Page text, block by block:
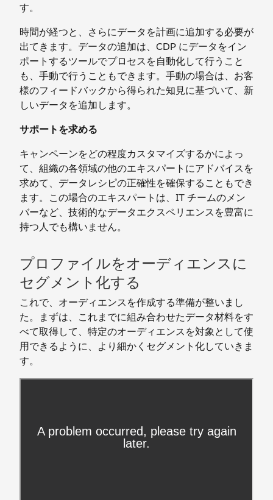
す。
時間が経つと、さらにデータを計画に追加する必要が
出てきます。データの追加は、CDP にデータをイン
ポートするツールでプロセスを自動化して行うこと
も、手動で行うこともできます。手動の場合は、お客
様のフィードバックから得られた知見に基づいて、新
しいデータを追加します。
サポートを求める
キャンペーンをどの程度カスタマイズするかによっ
て、組織の各領域の他のエキスパートにアドバイスを
求めて、データレシピの正確性を確保することもでき
ます。この場合のエキスパートは、IT チームのメン
バーなど、技術的なデータエクスペリエンスを豊富に
持つ人でも構いません。
プロファイルをオーディエンスに
セグメント化する
これで、オーディエンスを作成する準備が整いまし
た。まずは、これまでに組み合わせたデータ材料をす
べて取得して、特定のオーディエンスを対象として使
用できるように、より細かくセグメント化していきま
す。